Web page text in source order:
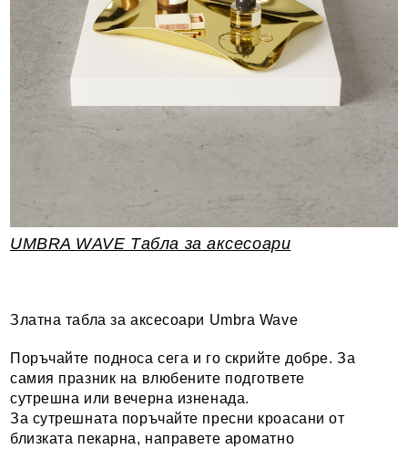
UMBRA WAVE Табла за аксесоари
Златна табла за аксесоари Umbra Wave
Поръчайте подноса сега и го скрийте добре. За
самия празник на влюбените подгответе
сутрешна или вечерна изненада.
За сутрешната поръчайте пресни кроасани от
близката пекарна, направете ароматно